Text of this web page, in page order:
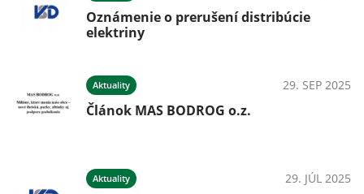
Oznámenie o prerušení distribúcie
elektriny
Aktuality 29. SEP 2025
Článok MAS BODROG o.z.
Aktuality 29. JÚL 2025